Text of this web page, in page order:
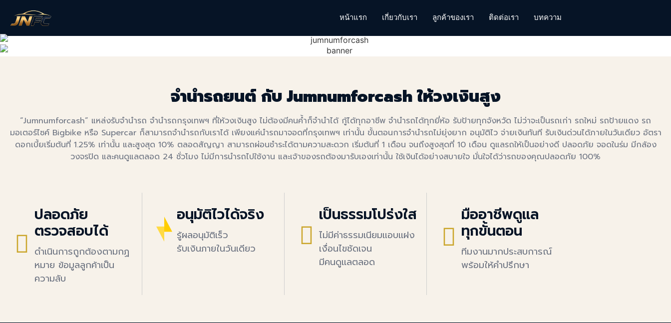
หน้าแรก เกี่ยวกับเรา ลูกค้าของเรา ติดต่อเรา บทความ
จำนำรถยนต์ กับ Jumnumforcash ให้วงเงินสูง
“Jumnumforcash” แหล่งรับจำนำรถ จำนำรถกรุงเทพฯ ที่ให้วงเงินสูง ไม่ต้องมีคนค้ำก็จำนำได้ กู้ได้ทุกอาชีพ จำนำรถได้ทุกยี่ห้อ รับป้ายทุกจังหวัด ไม่ว่าจะเป็นรถเก่า รถใหม่ รถป้ายแดง รถ
มอเตอร์ไซค์ Bigbike หรือ Supercar ก็สามารถจำนำรถกับเราได้ เพียงแค่นำรถมาจอดที่กรุงเทพฯ เท่านั้น ขั้นตอนการจำนำรถไม่ยุ่งยาก อนุมัติไว จ่ายเงินทันที รับเงินด่วนได้ภายในวันเดียว อัตรา
ดอกเบี้ยเริ่มต้นที่ 1.25% เท่านั้น และสูงสุด 10% ตลอดสัญญา สามารถผ่อนชำระได้ตามความสะดวก เริ่มต้นที่ 1 เดือน จนถึงสูงสุดที่ 10 เดือน ดูแลรถให้เป็นอย่างดี ปลอดภัย จอดในร่ม มีกล้อง
วงจรปิด และคนดูแลตลอด 24 ชั่วโมง ไม่มีการนำรถไปใช้งาน และเจ้าของรถต้องมารับเองเท่านั้น ใช้เงินได้อย่างสบายใจ มั่นใจได้ว่ารถของคุณปลอดภัย 100%
ปลอดภัย
ตรวจสอบได้
ดำเนินการถูกต้องตามกฏ
หมาย ข้อมูลลูกค้าเป็น
ความลับ
อนุมัติไวได้จริง
รู้ผลอนุมัติเร็ว
รับเงินภายในวันเดียว
เป็นธรรมโปร่งใส
ไม่มีค่าธรรมเนียมแอบเเฝง
เงื่อนไขชัดเจน
มีคนดูเเลตลอด
มืออาชีพดูเเล
ทุกขั้นตอน
ทีมงานมากประสบการณ์
พร้อมให้คำปรึกษา